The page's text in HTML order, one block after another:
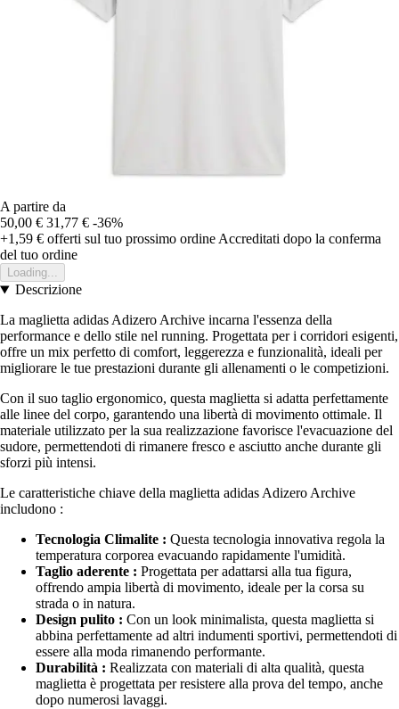
A partire da
50,00 € 31,77 € -36%
+1,59 € offerti sul tuo prossimo ordine Accreditati dopo la conferma
del tuo ordine
Loading...
Descrizione
La maglietta adidas Adizero Archive incarna l'essenza della
performance e dello stile nel running. Progettata per i corridori esigenti,
offre un mix perfetto di comfort, leggerezza e funzionalità, ideali per
migliorare le tue prestazioni durante gli allenamenti o le competizioni.
Con il suo taglio ergonomico, questa maglietta si adatta perfettamente
alle linee del corpo, garantendo una libertà di movimento ottimale. Il
materiale utilizzato per la sua realizzazione favorisce l'evacuazione del
sudore, permettendoti di rimanere fresco e asciutto anche durante gli
sforzi più intensi.
Le caratteristiche chiave della maglietta adidas Adizero Archive
includono :
Tecnologia Climalite : Questa tecnologia innovativa regola la
temperatura corporea evacuando rapidamente l'umidità.
Taglio aderente : Progettata per adattarsi alla tua figura,
offrendo ampia libertà di movimento, ideale per la corsa su
strada o in natura.
Design pulito : Con un look minimalista, questa maglietta si
abbina perfettamente ad altri indumenti sportivi, permettendoti di
essere alla moda rimanendo performante.
Durabilità : Realizzata con materiali di alta qualità, questa
maglietta è progettata per resistere alla prova del tempo, anche
dopo numerosi lavaggi.